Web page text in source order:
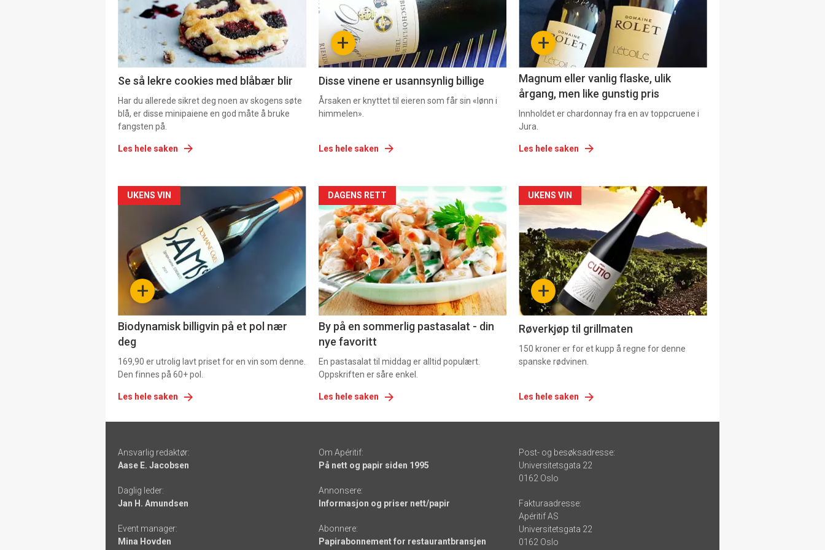
Se så lekre cookies med blåbær blir
Har du allerede sikret deg noen av skogens søte
blå, er disse minipaiene en god måte å bruke
fangsten på.
Les hele saken
2 +
Disse vinene er usannsynlig billige
Årsaken er knyttet til eieren som får sin «lønn i
himmelen».
Les hele saken
+
Magnum eller vanlig flaske, ulik
årgang, men like gunstig pris
Innholdet er chardonnay fra en av toppcruene i
Jura.
Les hele saken
Forsiden
akkurat
nå
-
+
UKENS VIN
Biodynamisk billigvin på et pol nær
deg
169,90 er utrolig lavt priset for en vin som denne.
Den finnes på 60+ pol.
Les hele saken
Forsiden
akkurat
nå
-
5
DAGENS RETT
By på en sommerlig pastasalat - din
nye favoritt
En pastasalat til middag er alltid populært.
Oppskriften er såre enkel.
Les hele saken
Forsiden
akkurat
nå
-
6 +
UKENS VIN
Røverkjøp til grillmaten
150 kroner er for et kupp å regne for denne
spanske rødvinen.
Les hele saken
-
links
Ansvarlig redaktør:
Aase E. Jacobsen
Daglig leder:
Jan H. Amundsen
Event manager:
Mina Hovden
Om Apéritif:
På nett og papir siden 1995
Annonsere:
Informasjon og priser nett/papir
Abonnere:
Papirabonnement for restaurantbransjen
Post- og besøksadresse:
Universitetsgata 22
0162 Oslo
Fakturaadresse:
Apéritif AS
Universitetsgata 22
0162 Oslo